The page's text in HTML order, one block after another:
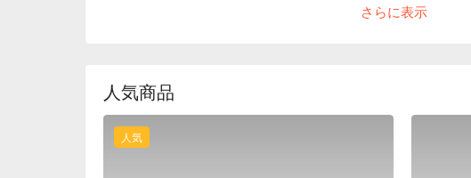
さらに表示
人気商品
人気